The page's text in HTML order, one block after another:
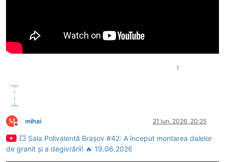
1
M
Deconectat
mihai 21 iun. 2026, 20:25
💥 Sala Polivalentă Brașov #42: A început montarea dalelor
de granit și a degivrării! 🔥 19.06.2026